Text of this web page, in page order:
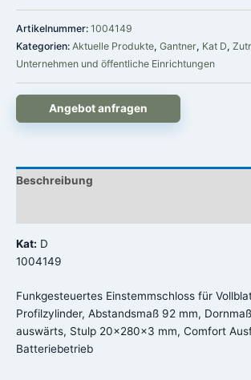
Artikelnummer: 1004149
Kategorien: Aktuelle Produkte, Gantner, Kat D,
Unternehmen und öffentliche Einrichtungen
Angebot anfragen
Beschreibung
Kat: D
1004149
Funkgesteuertes Einstemmschloss für
Profilzylinder, Abstandsmaß 92 mm,
auswärts, Stulp 20x280x3 mm, Comfort
Batteriebetrieb